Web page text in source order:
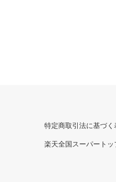
特定商取引法に基づく
楽天全国スーパートッ